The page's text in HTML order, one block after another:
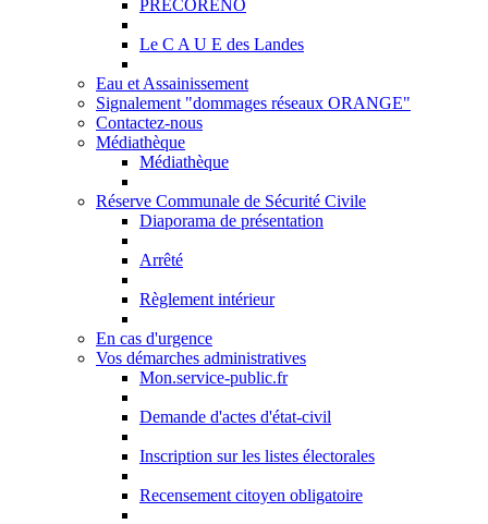
PRECORENO
Le C A U E des Landes
Eau et Assainissement
Signalement "dommages réseaux ORANGE"
Contactez-nous
Médiathèque
Médiathèque
Réserve Communale de Sécurité Civile
Diaporama de présentation
Arrêté
Règlement intérieur
En cas d'urgence
Vos démarches administratives
Mon.service-public.fr
Demande d'actes d'état-civil
Inscription sur les listes électorales
Recensement citoyen obligatoire